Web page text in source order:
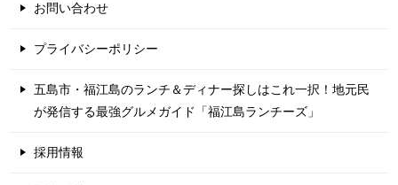
お問い合わせ
プライバシーポリシー
五島市・福江島のランチ＆ディナー探しはこれ一択！地元民
が発信する最強グルメガイド「福江島ランチーズ」
採用情報